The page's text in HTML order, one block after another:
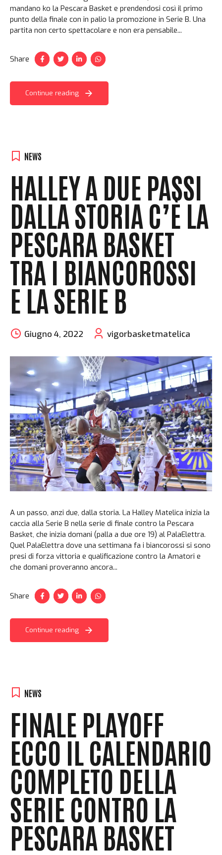
mandano ko la Pescara Basket e prendendosi così il primo
punto della finale con in palio la promozione in Serie B. Una
partita non certo spettacolare e non era pensabile...
Share
Continue reading
NEWS
HALLEY A DUE PASSI
DALLA STORIA C’È LA
PESCARA BASKET
TRA I BIANCOROSSI
E LA SERIE B
Giugno 4, 2022 vigorbasketmatelica
A un passo, anzi due, dalla storia. La Halley Matelica inizia la
caccia alla Serie B nella serie di finale contro la Pescara
Basket, che inizia domani (palla a due ore 19) al PalaElettra.
Quel PalaElettra dove una settimana fa i biancorossi si sono
presi di forza vittoria e qualificazione contro la Amatori e
che domani proveranno ancora...
Share
Continue reading
NEWS
FINALE PLAYOFF
ECCO IL CALENDARIO
COMPLETO DELLA
SERIE CONTRO LA
PESCARA BASKET